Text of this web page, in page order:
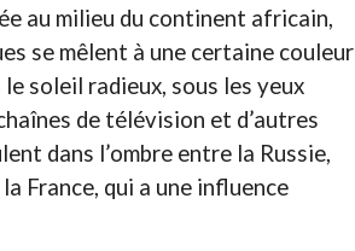
au milieu du continent africain,
se mêlent à une certaine couleur
soleil radieux, sous les yeux
de télévision et d’autres
dans l’ombre entre la Russie,
France, qui a une influence